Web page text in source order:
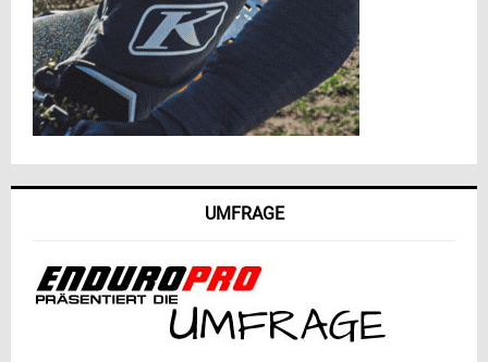
UMFRAGE